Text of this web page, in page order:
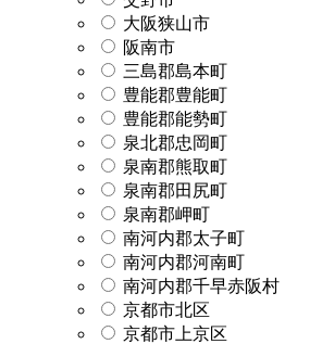
大阪狭山市
阪南市
三島郡島本町
豊能郡豊能町
豊能郡能勢町
泉北郡忠岡町
泉南郡熊取町
泉南郡田尻町
泉南郡岬町
南河内郡太子町
南河内郡河南町
南河内郡千早赤阪村
京都市北区
京都市上京区